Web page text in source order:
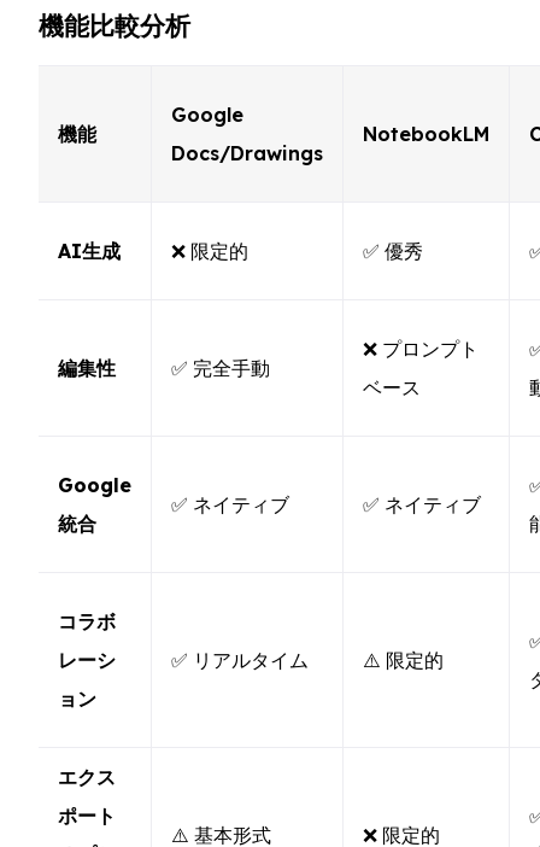
機能比較分析
機能
Google
Docs/Drawings
NotebookLM
AI生成 ❌ 限定的 ✅ 優秀
編集性 ✅ 完全手動
❌ プロンプト
ベース
Google
統合
✅ ネイティブ ✅ ネイティブ
コラボ
レーシ
ョン
✅ リアルタイム ⚠️ 限定的
エクス
ポート
⚠️ 基本形式 ❌ 限定的